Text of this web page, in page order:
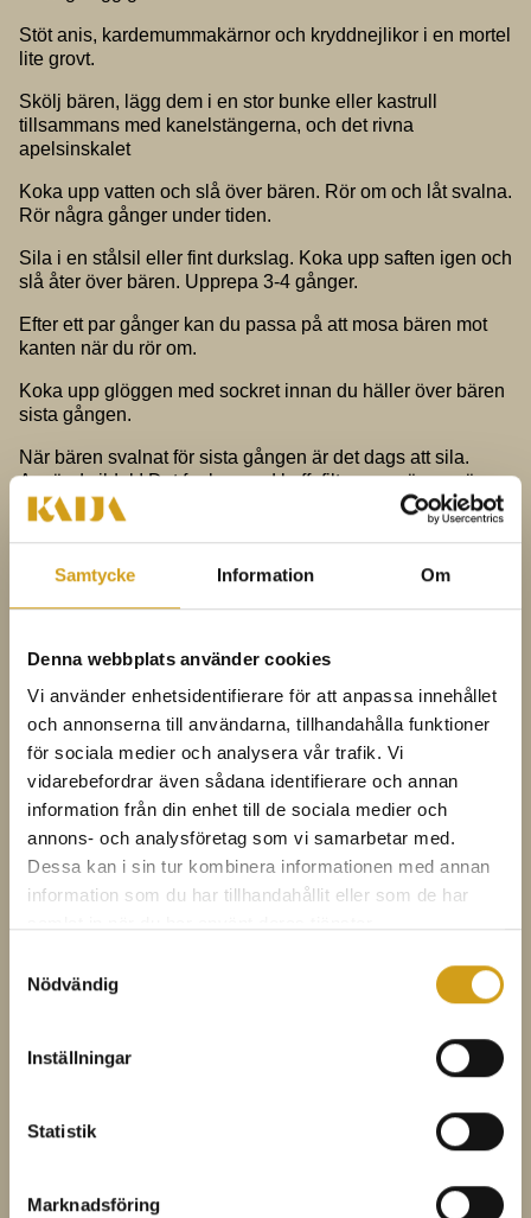
Samtycke Information Om
Denna webbplats använder cookies
Vi använder enhetsidentifierare för att anpassa innehållet
och annonserna till användarna, tillhandahålla funktioner
för sociala medier och analysera vår trafik. Vi
vidarebefordrar även sådana identifierare och annan
information från din enhet till de sociala medier och
annons- och analysföretag som vi samarbetar med.
Dessa kan i sin tur kombinera informationen med annan
information som du har tillhandahållit eller som de har
Nödvändig
Inställningar
Statistik
Marknadsföring
Stöt anis, kardemummakärnor och kryddnejlikor i en mortel
lite grovt.
Skölj bären, lägg dem i en stor bunke eller kastrull
tillsammans med kanelstängerna, och det rivna
apelsinskalet
Koka upp vatten och slå över bären. Rör om och låt svalna.
Rör några gånger under tiden.
Sila i en stålsil eller fint durkslag. Koka upp saften igen och
slå åter över bären. Upprepa 3-4 gånger.
Efter ett par gånger kan du passa på att mosa bären mot
kanten när du rör om.
Koka upp glöggen med sockret innan du häller över bären
sista gången.
När bären svalnat för sista gången är det dags att sila.
Använd silduk! Det funkar med kaffefilter, men är mer än
lovligt bökigt.
Blanda i ett par teskedar atamon om du ska spara glöggen
längre än några veckor
Gör rent glasflaskor ordentligt. Värm ugnen till 110 grader
medan de fortfarande är lite varma.
Antingen blandar du i konjak innan du buteljerar. Tänk ca
1 dl konjak till 1 liter glögg.
Eller så blandar du i konjaken vid servering
Häll upp. Sätt på snygga etiketter och bjud någon du gillar.
Ingredienser ca 2 liter
Ca 3 liter slånbär (plockas efter frosten)
Rivet skal från en apelsin
1,5 dl strösocker